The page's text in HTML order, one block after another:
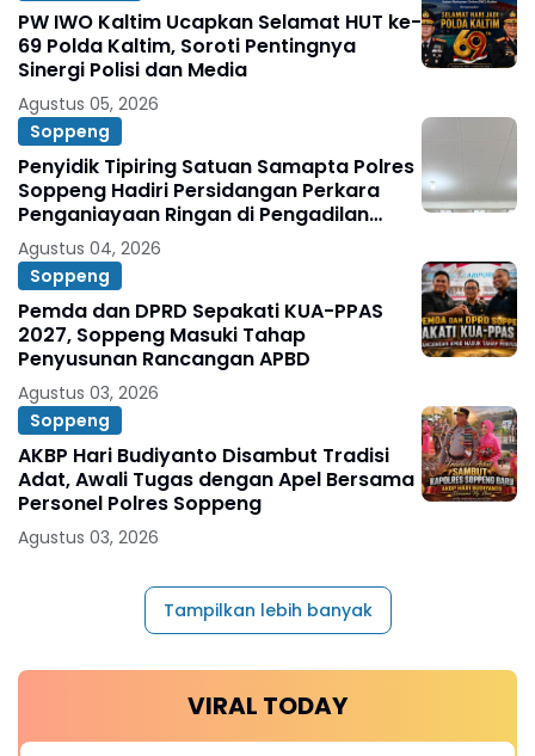
PW IWO Kaltim Ucapkan Selamat HUT ke-
69 Polda Kaltim, Soroti Pentingnya
Sinergi Polisi dan Media
Agustus 05, 2026
Soppeng
Penyidik Tipiring Satuan Samapta Polres
Soppeng Hadiri Persidangan Perkara
Penganiayaan Ringan di Pengadilan
Negeri Watansoppeng
Agustus 04, 2026
Soppeng
Pemda dan DPRD Sepakati KUA-PPAS
2027, Soppeng Masuki Tahap
Penyusunan Rancangan APBD
Agustus 03, 2026
Soppeng
AKBP Hari Budiyanto Disambut Tradisi
Adat, Awali Tugas dengan Apel Bersama
Personel Polres Soppeng
Agustus 03, 2026
Tampilkan lebih banyak
VIRAL TODAY